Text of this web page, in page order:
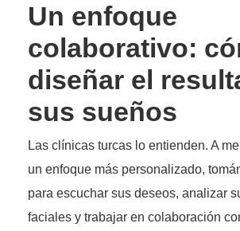
Un enfoque
colaborativo:
diseñar el
sus sueños
Las clínicas turcas lo entienden. A
un enfoque más personalizado,
para escuchar sus deseos, analizar
faciales y trabajar en colaboración